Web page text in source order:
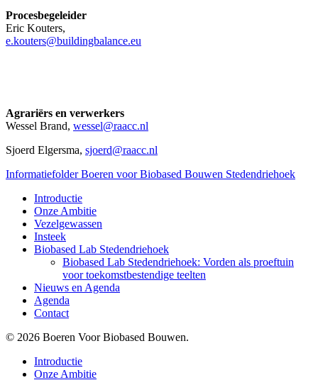
Procesbegeleider
Eric Kouters,
e.kouters@buildingbalance.eu
Agrariërs en verwerkers
Wessel Brand, wessel@raacc.nl
Sjoerd Elgersma, sjoerd@raacc.nl
Informatiefolder Boeren voor Biobased Bouwen Stedendriehoek
Introductie
Onze Ambitie
Vezelgewassen
Insteek
Biobased Lab Stedendriehoek
Biobased Lab Stedendriehoek: Vorden als proeftuin
voor toekomstbestendige teelten
Nieuws en Agenda
Agenda
Contact
© 2026 Boeren Voor Biobased Bouwen.
Close
Menu
Introductie
Onze Ambitie